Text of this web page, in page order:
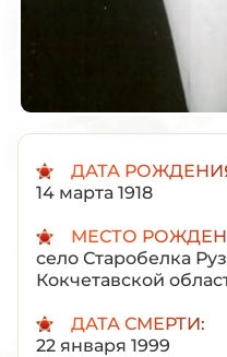
ДАТА
14 марта 1918
МЕСТО
село Старобелка
Кокчетавской
ДАТА СМЕРТИ:
22 января 1999